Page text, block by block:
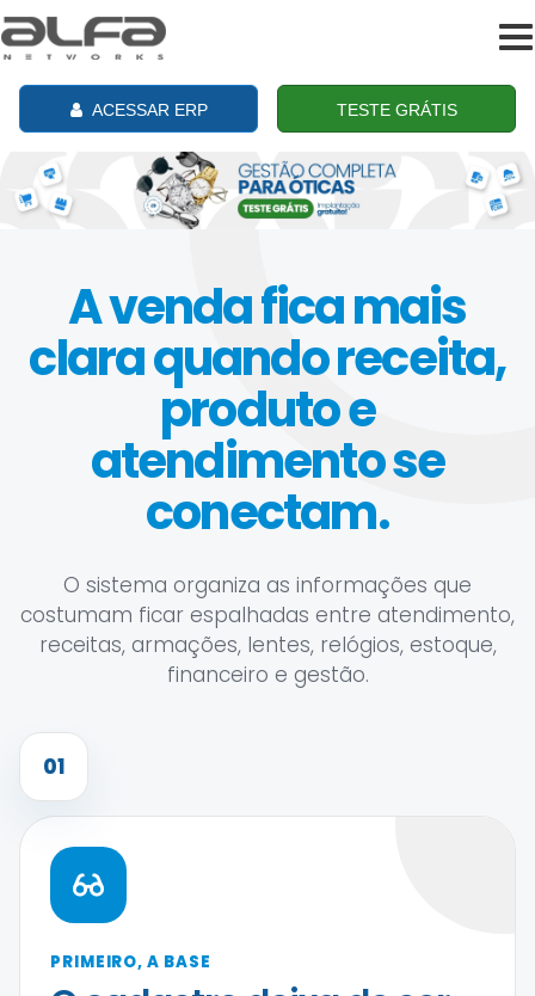
ACESSAR ERP TESTE GRÁTIS
A venda fica mais
clara quando receita,
produto e
atendimento se
conectam.
O sistema organiza as informações que
costumam ficar espalhadas entre atendimento,
receitas, armações, lentes, relógios, estoque,
financeiro e gestão.
01
PRIMEIRO, A BASE